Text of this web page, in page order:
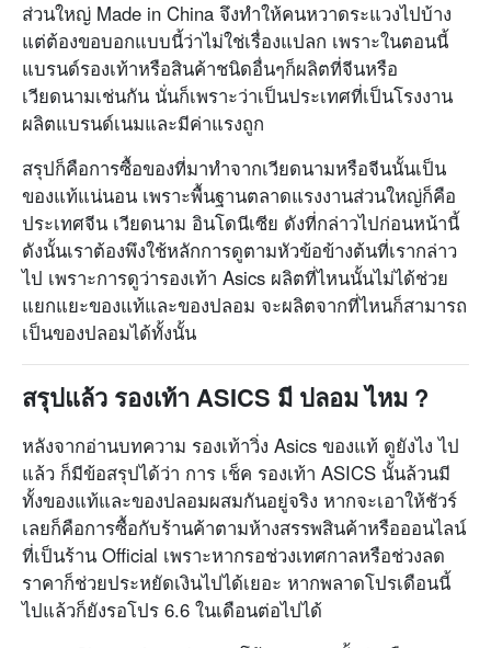
ส่วนใหญ่ Made in China จึงทำให้คนหวาดระแวงไปบ้าง
แต่ต้องขอบอกแบบนี้ว่าไม่ใช่เรื่องแปลก เพราะในตอนนี้
แบรนด์รองเท้าหรือสินค้าชนิดอื่นๆก็ผลิตที่จีนหรือ
เวียดนามเช่นกัน นั่นก็เพราะว่าเป็นประเทศที่เป็นโรงงาน
ผลิตแบรนด์เนมและมีค่าแรงถูก
สรุปก็คือการซื้อของที่มาทำจากเวียดนามหรือจีนนั้นเป็น
ของแท้แน่นอน เพราะพื้นฐานตลาดแรงงานส่วนใหญ่ก็คือ
ประเทศจีน เวียดนาม อินโดนีเซีย ดังที่กล่าวไปก่อนหน้านี้
ดังนั้นเราต้องพึงใช้หลักการดูตามหัวข้อข้างต้นที่เรากล่าว
ไป เพราะการดูว่ารองเท้า Asics ผลิตที่ไหนนั้นไม่ได้ช่วย
แยกแยะของแท้และของปลอม จะผลิตจากที่ไหนก็สามารถ
เป็นของปลอมได้ทั้งนั้น
สรุปแล้ว รองเท้า ASICS มี ปลอม ไหม ?
หลังจากอ่านบทความ รองเท้าวิ่ง Asics ของแท้ ดูยังไง ไป
แล้ว ก็มีข้อสรุปได้ว่า การ เช็ค รองเท้า ASICS นั้นล้วนมี
ทั้งของแท้และของปลอมผสมกันอยู่จริง หากจะเอาให้ชัวร์
เลยก็คือการซื้อกับร้านค้าตามห้างสรรพสินค้าหรือออนไลน์
ที่เป็นร้าน Official เพราะหากรอช่วงเทศกาลหรือช่วงลด
ราคาก็ช่วยประหยัดเงินไปได้เยอะ หากพลาดโปรเดือนนี้
ไปแล้วก็ยังรอโปร 6.6 ในเดือนต่อไปได้